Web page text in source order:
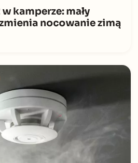
kamperze: mały
nocowanie zimą